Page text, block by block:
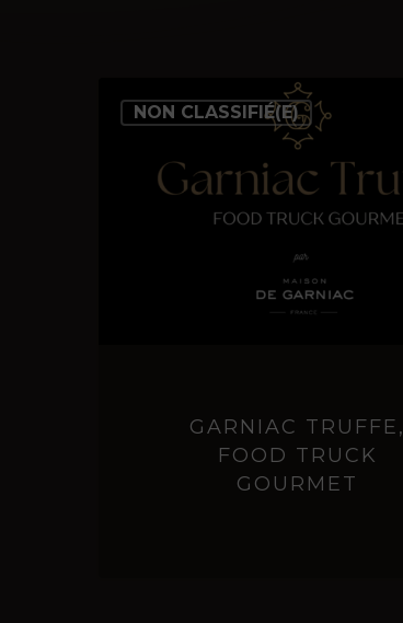
NON CLASSIFIÉ(E)
Garniac
Truffe,
food
truck
gourmet
GARNIAC TRUFFE,
FOOD TRUCK
GOURMET